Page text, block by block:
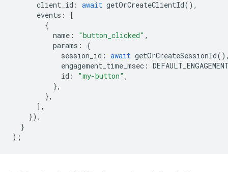
client_id : await getOrCreateClientId(),
events :
[
{
name : "button_clicked" ,
params :
{
session_id : await getOrCreateSessionId
engagement_time_msec :
id : "my-button" ,
},
},
],
}),
}
);